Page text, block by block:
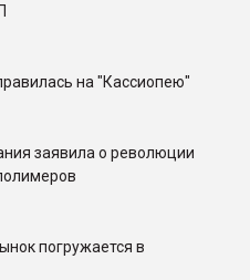
на "Кассиопею"
заявила о революции
погружается в